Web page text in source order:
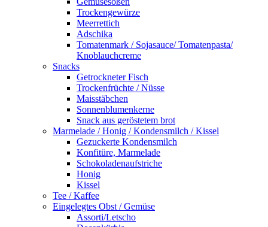
Trockengewürze
Meerrettich
Adschika
Tomatenmark / Sojasauce/ Tomatenpasta/
Knoblauchcreme
Snacks
Getrockneter Fisch
Trockenfrüchte / Nüsse
Maisstäbchen
Sonnenblumenkerne
Snack aus geröstetem brot
Marmelade / Honig / Kondensmilch / Kissel
Gezuckerte Kondensmilch
Konfitüre, Marmelade
Schokoladenaufstriche
Honig
Kissel
Tee / Kaffee
Eingelegtes Obst / Gemüse
Assorti/Letscho